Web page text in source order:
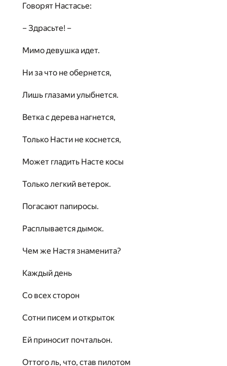
Говорят Настасье:
– Здрасьте! –
Мимо девушка идет.
Ни за что не обернется,
Лишь глазами улыбнется.
Ветка с дерева нагнется,
Только Насти не коснется,
Может гладить Насте косы
Только легкий ветерок.
Погасают папиросы.
Расплывается дымок.
Чем же Настя знаменита?
Каждый день
Со всех сторон
Сотни писем и открыток
Ей приносит почтальон.
Оттого ль, что, став пилотом